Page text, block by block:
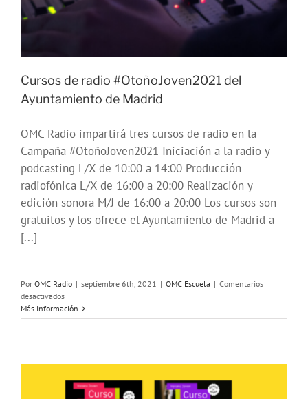
Cursos de radio #OtoñoJoven2021 del
Ayuntamiento de Madrid
OMC Radio impartirá tres cursos de radio en la
Campaña #OtoñoJoven2021 Iniciación a la radio y
podcasting L/X de 10:00 a 14:00 Producción
radiofónica L/X de 16:00 a 20:00 Realización y
edición sonora M/J de 16:00 a 20:00 Los cursos son
gratuitos y los ofrece el Ayuntamiento de Madrid a
[...]
Por OMC Radio | septiembre 6th, 2021 | OMC Escuela | Comentarios
desactivadosen
Cursos
de
de
Más información